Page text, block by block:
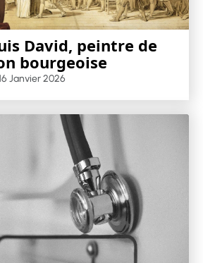
David, peintre de
bourgeoise
Janvier 2026